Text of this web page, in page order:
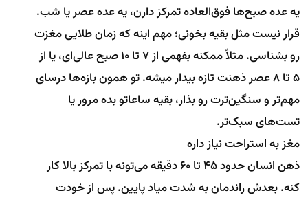
یه عده صبح‌ها فوق‌العاده تمرکز دارن، یه عده عصر یا شب.
قرار نیست مثل بقیه بخونی؛ مهم اینه که زمان طلایی مغزت
رو بشناسی. مثلاً ممکنه بفهمی از ۷ تا ۱۰ صبح عالی‌ای، یا از
۵ تا ۸ عصر ذهنت تازه بیدار میشه. تو همون بازه‌ها درسای
مهم‌تر و سنگین‌ترت رو بذار، بقیه ساعاتو بده مرور یا
تست‌های سبک‌تر.
مغز به استراحت نیاز داره
ذهن انسان حدود ۴۵ تا ۶۰ دقیقه می‌تونه با تمرکز بالا کار
کنه. بعدش راندمان به شدت میاد پایین. پس از خودت